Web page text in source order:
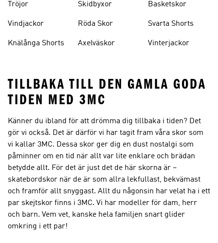
Tröjor
Vindjackor
Knälånga Shorts
Skidbyxor
Röda Skor
Axelväskor
Basketskor
Svarta Shorts
Vinterjackor
TILLBAKA TILL DEN GAMLA GODA
TIDEN MED 3MC
Känner du ibland för att drömma dig tillbaka i tiden? Det
gör vi också. Det är därför vi har tagit fram våra skor som
vi kallar 3MC. Dessa skor ger dig en dust nostalgi som
påminner om en tid när allt var lite enklare och brädan
betydde allt. För det är just det de här skorna är –
skatebordskor när de är som allra lekfullast, bekvämast
och framför allt snyggast. Allt du någonsin har velat ha i ett
par skejtskor finns i 3MC. Vi har modeller för dam, herr
och barn. Vem vet, kanske hela familjen snart glider
omkring i ett par!